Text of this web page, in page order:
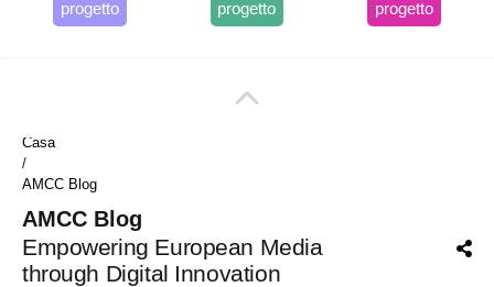
progetto progetto progetto
Casa
/
AMCC Blog
AMCC Blog
Empowering European Media
through Digital Innovation